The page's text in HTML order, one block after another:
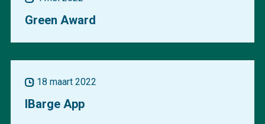
Green Award
18 maart 2022
IBarge App